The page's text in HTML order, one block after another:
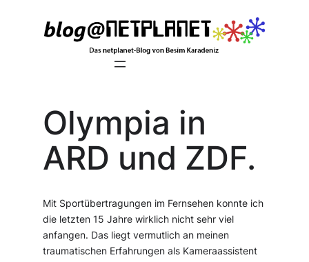
Olympia in
ARD und ZDF.
Mit Sportübertragungen im Fernsehen konnte ich
die letzten 15 Jahre wirklich nicht sehr viel
anfangen. Das liegt vermutlich an meinen
traumatischen Erfahrungen als Kameraassistent